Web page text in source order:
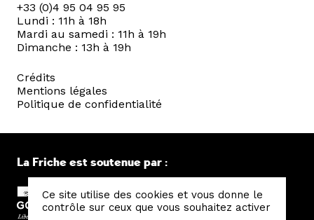
+33 (0)4 95 04 95 95
Lundi : 11h à 18h
Mardi au samedi : 11h à 19h
Dimanche : 13h à 19h
Crédits
Mentions légales
Politique de confidentialité
La Friche est soutenue par :
Ce site utilise des cookies et vous donne le
contrôle sur ceux que vous souhaitez activer